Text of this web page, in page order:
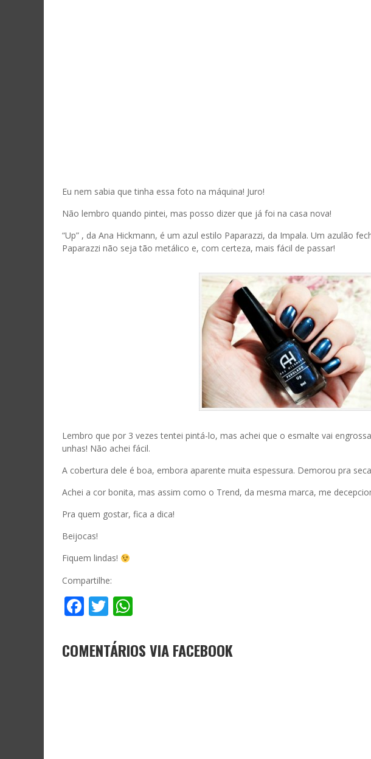
Eu nem sabia que tinha essa foto na máquina! Juro!
Não lembro quando pintei, mas posso dizer que já foi na casa nova!
“Up” , da Ana Hickmann, é um azul estilo Paparazzi, da Impala. Um azulão
Paparazzi não seja tão metálico e, com certeza, mais fácil de passar!
Lembro que por 3 vezes tentei pintá-lo, mas achei que o esmalte vai
unhas! Não achei fácil.
A cobertura dele é boa, embora aparente muita espessura. Demorou pra
Achei a cor bonita, mas assim como o Trend, da mesma marca, me
Pra quem gostar, fica a dica!
Beijocas!
Fiquem lindas!
Compartilhe:
Facebook
Twitter
COMENTÁRIOS VIA FACEBOOK